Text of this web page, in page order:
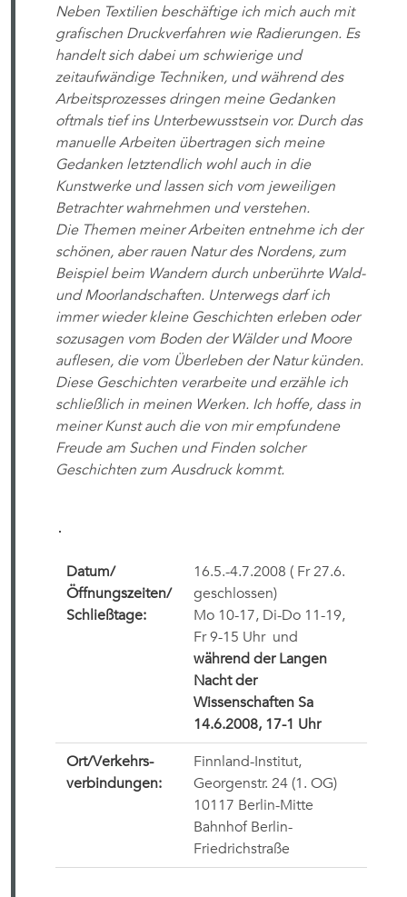
Neben Textilien beschäftige ich mich auch mit
grafischen Druckverfahren wie Radierungen. Es
handelt sich dabei um schwierige und
zeitaufwändige Techniken, und während des
Arbeitsprozesses dringen meine Gedanken
oftmals tief ins Unterbewusstsein vor. Durch das
manuelle Arbeiten übertragen sich meine
Gedanken letztendlich wohl auch in die
Kunstwerke und lassen sich vom jeweiligen
Betrachter wahrnehmen und verstehen.
Die Themen meiner Arbeiten entnehme ich der
schönen, aber rauen Natur des Nordens, zum
Beispiel beim Wandern durch unberührte Wald-
und Moorlandschaften. Unterwegs darf ich
immer wieder kleine Geschichten erleben oder
sozusagen vom Boden der Wälder und Moore
auflesen, die vom Überleben der Natur künden.
Diese Geschichten verarbeite und erzähle ich
schließlich in meinen Werken. Ich hoffe, dass in
meiner Kunst auch die von mir empfundene
Freude am Suchen und Finden solcher
Geschichten zum Ausdruck kommt.
Datum/
Öffnungszeiten/
Schließtage:
16.5.-4.7.2008 ( Fr 27.6.
geschlossen)
Mo 10-17, Di-Do 11-19,
Fr 9-15 Uhr und
während der Langen
Nacht der
Wissenschaften Sa
14.6.2008, 17-1 Uhr
Ort/Verkehrs-
verbindungen:
Finnland-Institut,
Georgenstr. 24 (1. OG)
10117 Berlin-Mitte
Bahnhof Berlin-
Friedrichstraße